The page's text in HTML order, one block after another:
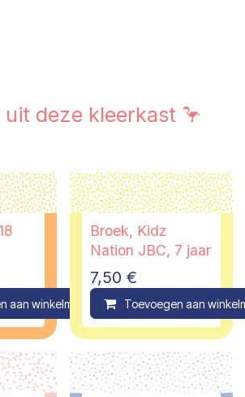
uit deze kleerkast 🦩
aan winkelmandje Compare
Broek, Kidz
Nation JBC, 7 jaar
7,50 €
Toevoegen aan